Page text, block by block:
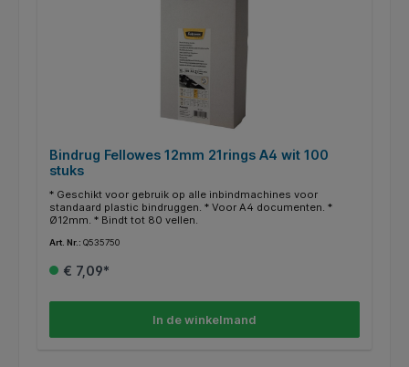
Bindrug Fellowes 12mm 21rings A4 wit 100
stuks
* Geschikt voor gebruik op alle inbindmachines voor
standaard plastic bindruggen. * Voor A4 documenten. *
Ø12mm. * Bindt tot 80 vellen.
Art. Nr.: Q535750
€ 7,09*
In de winkelmand